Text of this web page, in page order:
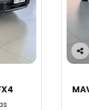
Co
rtil